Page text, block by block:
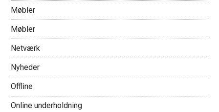
Møbler
Møbler
Netværk
Nyheder
Offline
Online underholdning